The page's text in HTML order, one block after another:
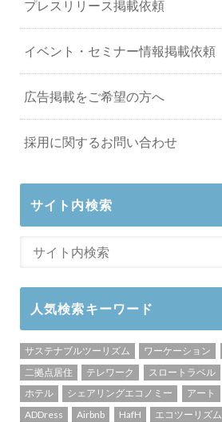
プレスリリース掲載依頼
イベント・セミナー情報掲載依頼
広告掲載をご希望の方へ
採用に関するお問い合わせ
サイト内検索
人気検索キーワード
サステナブルツーリズム ワーケーション
二拠点居住
テレワーク スロートラベル
ホテル
シェアリングエコノミー アート
ADDress
Airbnb HafH エコツーリズム